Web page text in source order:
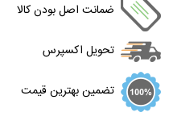
ضمانت اصل بودن کالا
تحویل اکسپرس
تضمین بهترین قیمت